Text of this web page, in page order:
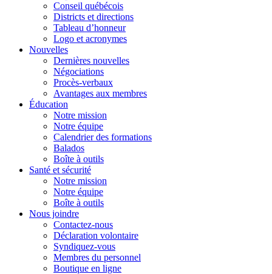
Conseil québécois
Districts et directions
Tableau d’honneur
Logo et acronymes
Nouvelles
Dernières nouvelles
Négociations
Procès-verbaux
Avantages aux membres
Éducation
Notre mission
Notre équipe
Calendrier des formations
Balados
Boîte à outils
Santé et sécurité
Notre mission
Notre équipe
Boîte à outils
Nous joindre
Contactez-nous
Déclaration volontaire
Syndiquez-vous
Membres du personnel
Boutique en ligne